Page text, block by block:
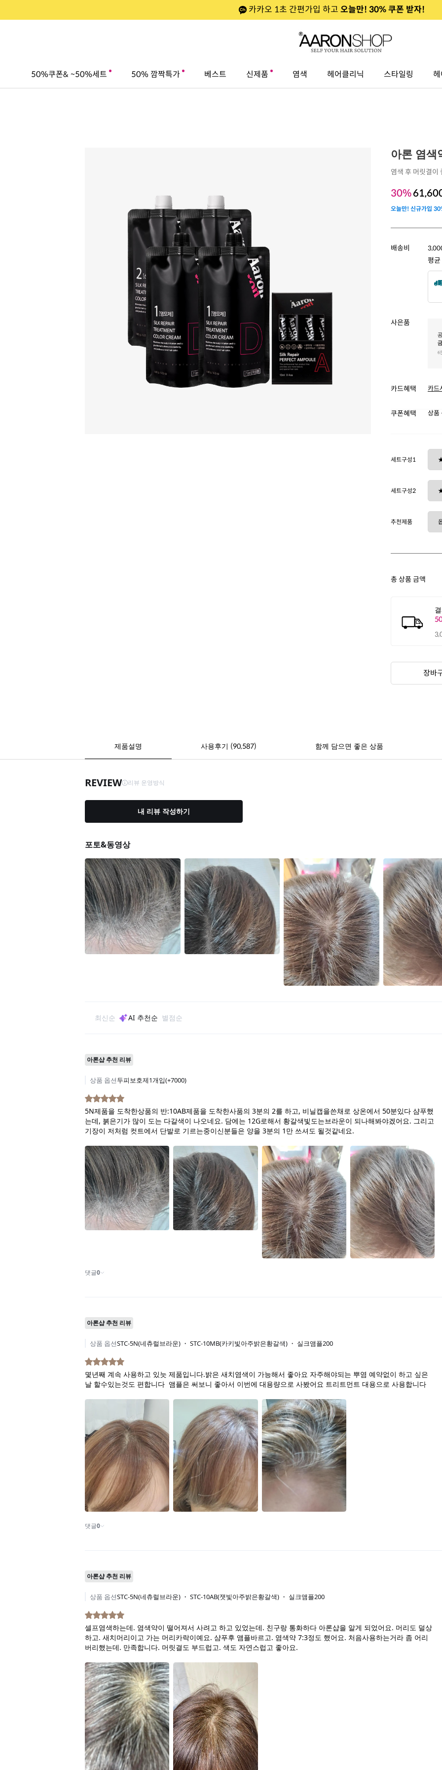
카카오 1초 간편가입 하고 오늘만! 30% 쿠폰 받자!
50%쿠폰& ~50%세트 50% 깜짝특가 베스트 신제품 염색 헤어클리닉 스타일링
아론 염색
염색 후 머릿결이
30%
오늘만! 신규가입
배송비
평균
사은품
카드혜택 카드
쿠폰혜택 상품
세트구성1
세트구성2
추천제품
총 상품 금액
장바
제품설명 사용후기 (90,587) 함께 담으면 좋은 상품